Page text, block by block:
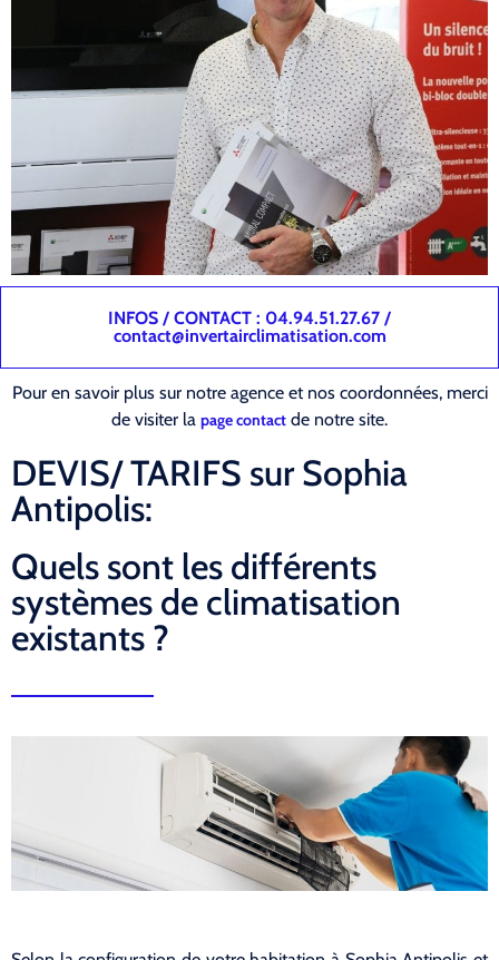
INFOS / CONTACT : 04.94.51.27.67 /
contact@invertairclimatisation.com
Pour en savoir plus sur notre agence et nos coordonnées, merci
de visiter la page contact de notre site.
DEVIS/ TARIFS sur Sophia
Antipolis:
Quels sont les différents
systèmes de climatisation
existants ?